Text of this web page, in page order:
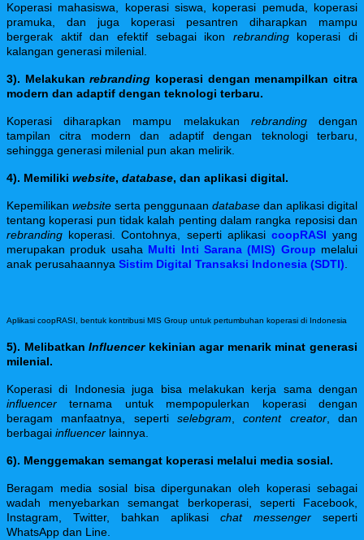
Koperasi mahasiswa, koperasi siswa, koperasi pemuda, koperasi
pramuka, dan juga koperasi pesantren diharapkan mampu
bergerak aktif dan efektif sebagai ikon rebrandingkoperasi di
kalangan generasi milenial.
3). Melakukanrebranding koperasi dengan menampilkan citra
modern dan adaptif dengan teknologi terbaru.
Koperasi diharapkan mampu melakukan rebrandingdengan
tampilan citra modern dan adaptif dengan teknologi terbaru,
sehingga generasi milenial pun akan melirik.
4). Memiliki website, database, dan aplikasi digital.
Kepemilikan website serta penggunaan database dan aplikasi digital
tentang koperasi pun tidak kalah penting dalam rangka reposisi dan
rebranding koperasi. Contohnya, seperti aplikasi coopRASI yang
merupakan produk usaha Multi Inti Sarana (MIS) Group melalui
anak perusahaannya Sistim Digital Transaksi Indonesia (SDTI).
Aplikasi coopRASI, bentuk kontribusi MIS Group untuk pertumbuhan koperasi di Indonesia
5). MelibatkanInfluencerkekinian agar menarik minat generasi
milenial.
Koperasi di Indonesia juga bisa melakukan kerja sama dengan
influencer ternama untuk mempopulerkan koperasi dengan
beragam manfaatnya, seperti selebgram,content creator, dan
berbagai influencer lainnya.
6). Menggemakan semangat koperasi melalui media sosial.
Beragam media sosial bisa dipergunakan oleh koperasi sebagai
wadah menyebarkan semangat berkoperasi, seperti Facebook,
Instagram, Twitter, bahkan aplikasi chat messenger seperti
WhatsApp dan Line.